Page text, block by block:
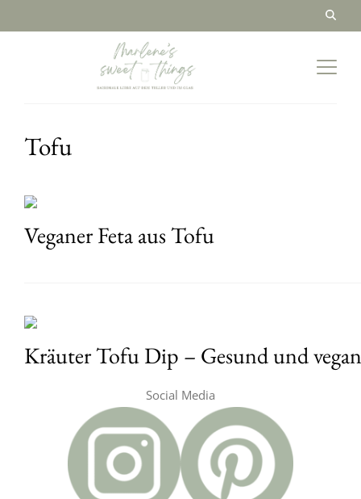
Tofu
Veganer Feta aus Tofu
Kräuter Tofu Dip – Gesund und vegan
Social Media